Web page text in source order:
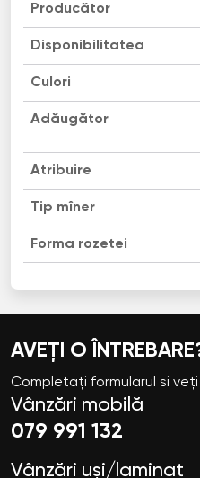
Producător
Disponibilitatea
Culori
Adăugător
Atribuire
Tip mîner
Forma rozetei
AVEȚI O
Completați formularul si
Vânzări mobilă
079 991 132
Vânzări uși/laminat